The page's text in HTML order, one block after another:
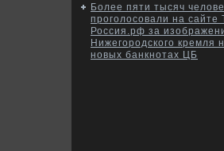
Более пяти тысяч
проголосовали на сайте
Россия.рф за
Нижегородского кремля
новых банкнотах ЦБ